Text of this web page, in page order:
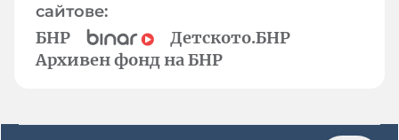
сайтове:
БНР
Детското.БНР
Архивен фонд на БНР